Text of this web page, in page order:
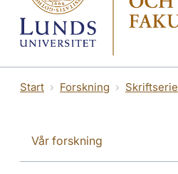
Start Forskning
Vår forskning